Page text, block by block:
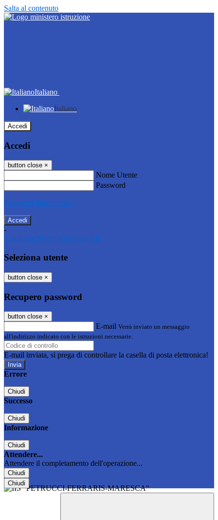
Salta al contenuto
Italiano
Italiano
Accedi
Accedi
button close ×
Nome Utente
Password
Password dimenticata?
-
Entra con SPID Entra con CIE
Seleziona utente
button close ×
Recupero password
button close ×
E-mail Verrà inviato un messaggio
all'indirizzo indicato con le istruzioni necessarie.
E-mail inviata, si prega di controllare la casella di posta elettronica!
Errore
Chiudi
Successo
Chiudi
Informazione
Chiudi
Attendere...
Attendere il completamento dell'operazione...
Chiudi
Chiudi